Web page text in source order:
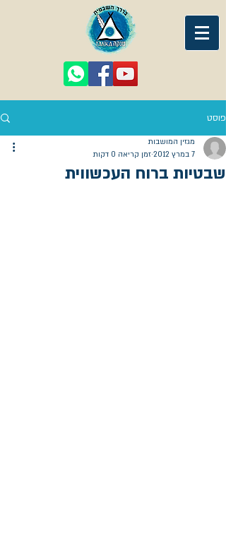
פוסט
שבטיות ברוח העכשווית
מגזין המושבות
7 במרץ 2012
זמן קריאה 0 דקות